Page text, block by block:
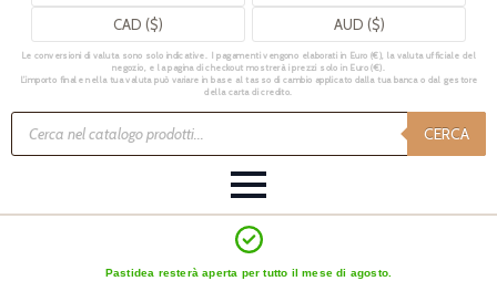
CAD ($)
AUD ($)
Le conversioni di valuta sono solo indicative. I pagamenti vengono elaborati in Euro (€), la valuta ufficiale del
negozio, e la pagina di checkout mostrerà i prezzi solo in Euro (€).
L’importo finale nella tua valuta può variare in base al tasso di cambio applicato dalla tua banca o dal gestore
della carta di credito.
Ricerca
prodotti CERCA
Pastidea resterà aperta per tutto il mese di agosto.